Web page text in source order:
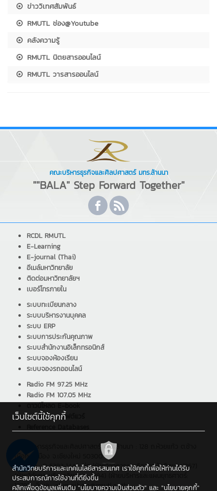
ข่าววิเทศสัมพันธ์
RMUTL ช่อง@Youtube
คลังความรู้
RMUTL นิตยสารออนไลน์
RMUTL วารสารออนไลน์
คณะบริหารธุรกิจและศิลปศาสตร์ มทร.ล้านนา
""BALA" Step Forward Together"
RCDL RMUTL
E-Learning
E-journal (Thai)
อีเมล์มหาวิทยาลัย
ติดต่อมหาวิทยาลัยฯ
เบอร์โทรภายใน
ระบบทะเบียนกลาง
ระบบบริหารงานบุคคล
ระบบ ERP
ระบบการประกันคุณภาพ
ระบบสำนักงานอิเล็กทรอนิกส์
ระบบจองห้องเรียน
ระบบจองรถออนไลน์
Radio FM 97.25 MHz
Radio FM 107.05 MHz
ดาวน์โหลด ซอฟต์แวร์
คณะบริหารธุรกิจและศิลปศาสตร์ มทร.ล้านนา : 128 ถ.ห้วยแก้ว ต.ช้าง
เผือก อ.เมือง จ.เชียงใหม่ 50300
โทรศัพท์ : 0 5392 1444 ต่อ (ฝ่ายวิชาการและกิจการนักศึกษา: 1267)
(ฝ่ายวิจัยและบริการวิชาการ: 1294) (ฝ่ายบริหารและแผนยุทธศาตร์:
1279) , อีเมล : alumni.bala@rmutl.ac.th
เว็บไซต์นี้ใช้คุกกี้
สำนักวิทยบริการและเทคโนโลยีสารสนเทศ เราใช้คุกกี้เพื่อให้ท่านได้รับ
ประสบการณ์การใช้งานที่ดียิ่งขึ้น
คลิกเพื่อดูข้อมูลเพิ่มเติม "นโยบายความเป็นส่วนตัว" และ "นโยบายคุกกี้"